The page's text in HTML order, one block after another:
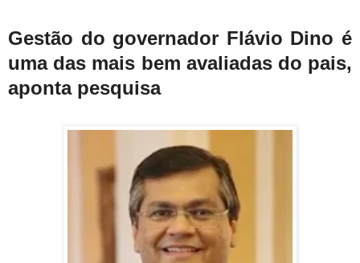
Gestão do governador Flávio Dino é
uma das mais bem avaliadas do pais,
aponta pesquisa